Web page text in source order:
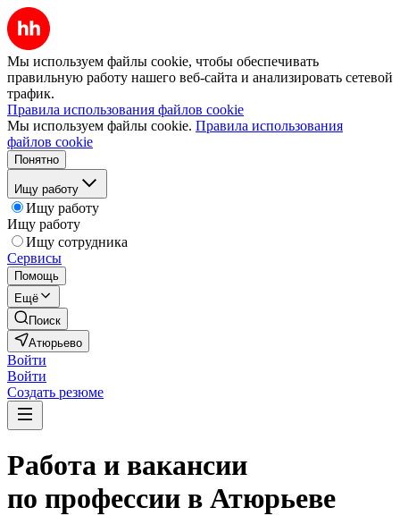
Мы используем файлы cookie, чтобы обеспечивать
правильную работу нашего веб-сайта и анализировать сетевой
трафик.
Правила использования файлов cookie
Мы используем файлы cookie. Правила использования
файлов cookie
Понятно
Ищу работу
Ищу работу
Ищу работу
Ищу сотрудника
Сервисы
Помощь
Ещё
Поиск
Атюрьево
Войти
Войти
Создать резюме
Работа и вакансии
по профессии в Атюрьеве